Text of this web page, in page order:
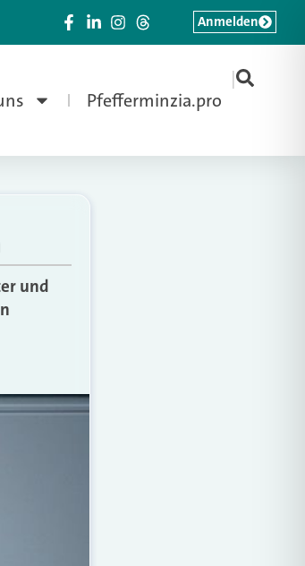
Pfefferminzia.pro
|
Anmelden
und